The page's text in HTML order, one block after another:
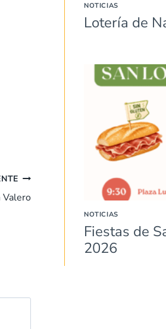
Valero
NOTICIAS
Lotería de
NOTICIAS
Fiestas de
2026